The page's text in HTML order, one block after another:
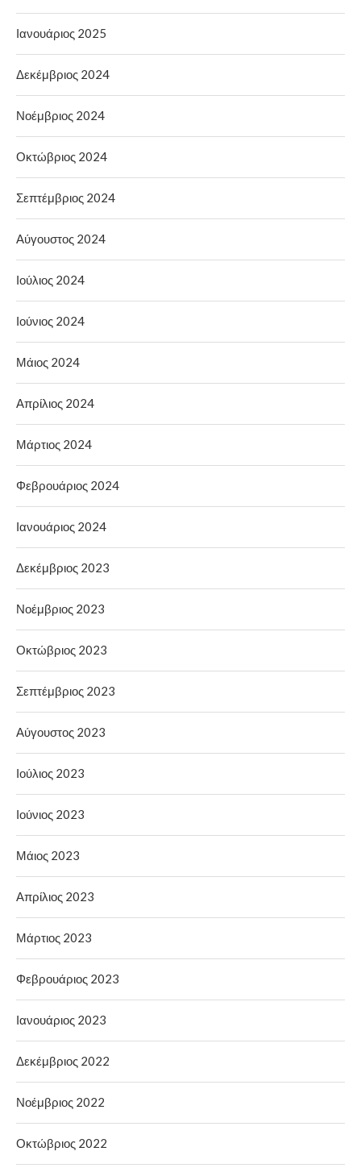
Ιανουάριος 2025
Δεκέμβριος 2024
Νοέμβριος 2024
Οκτώβριος 2024
Σεπτέμβριος 2024
Αύγουστος 2024
Ιούλιος 2024
Ιούνιος 2024
Μάιος 2024
Απρίλιος 2024
Μάρτιος 2024
Φεβρουάριος 2024
Ιανουάριος 2024
Δεκέμβριος 2023
Νοέμβριος 2023
Οκτώβριος 2023
Σεπτέμβριος 2023
Αύγουστος 2023
Ιούλιος 2023
Ιούνιος 2023
Μάιος 2023
Απρίλιος 2023
Μάρτιος 2023
Φεβρουάριος 2023
Ιανουάριος 2023
Δεκέμβριος 2022
Νοέμβριος 2022
Οκτώβριος 2022